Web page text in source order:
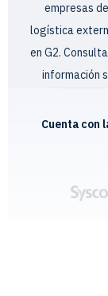
empresas
logística
en G2.
información
Cuenta con